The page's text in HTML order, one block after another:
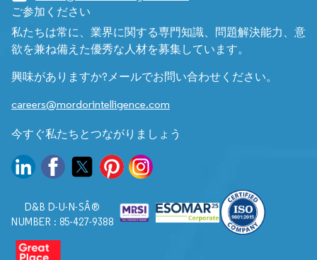
ご参加ください
私たちは常に、業界に関する専門知識、問題解決能力、意
欲を兼ね備えた優秀な人材を募集しています。
興味がありますか?メールでお問い合わせください。
careers@mordorintelligence.com
今すぐ私たちとつながりましょう
D&B D-U-N-SÂ®
NUMBER : 85-427-9388